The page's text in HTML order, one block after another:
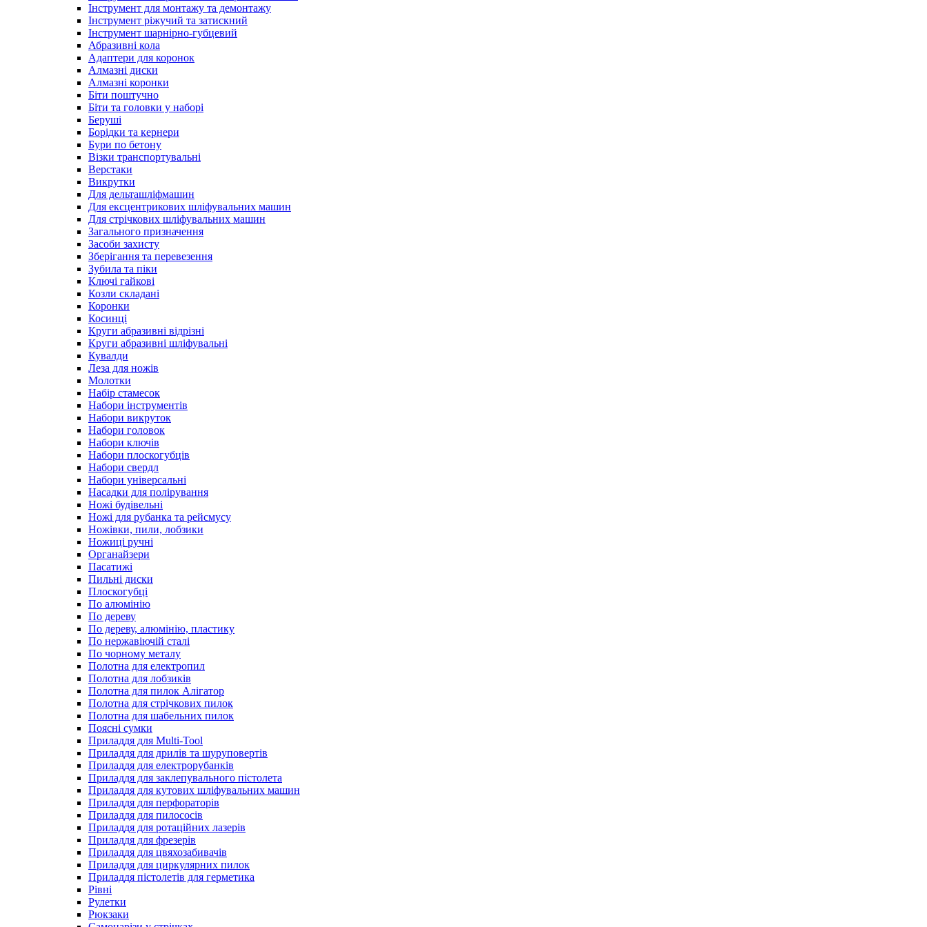
Інструмент для монтажу та демонтажу
Інструмент ріжучий та затискний
Інструмент шарнірно-губцевий
Абразивні кола
Адаптери для коронок
Алмазні диски
Алмазні коронки
Біти поштучно
Біти та головки у наборі
Беруші
Борідки та кернери
Бури по бетону
Візки транспортувальні
Верстаки
Викрутки
Для дельташліфмашин
Для ексцентрикових шліфувальних машин
Для стрічкових шліфувальних машин
Загального призначення
Засоби захисту
Зберігання та перевезення
Зубила та піки
Ключі гайкові
Козли складані
Коронки
Косинці
Круги абразивні відрізні
Круги абразивні шліфувальні
Кувалди
Леза для ножів
Молотки
Набір стамесок
Набори інструментів
Набори викруток
Набори головок
Набори ключів
Набори плоскогубців
Набори свердл
Набори універсальні
Насадки для полірування
Ножі будівельні
Ножі для рубанка та рейсмусу
Ножівки, пили, лобзики
Ножиці ручні
Органайзери
Пасатижі
Пильні диски
Плоскогубці
По алюмінію
По дереву
По дереву, алюмінію, пластику
По нержавіючій сталі
По чорному металу
Полотна для електропил
Полотна для лобзиків
Полотна для пилок Алігатор
Полотна для стрічкових пилок
Полотна для шабельних пилок
Поясні сумки
Приладдя для Multi-Tool
Приладдя для дрилів та шуруповертів
Приладдя для електрорубанків
Приладдя для заклепувального пістолета
Приладдя для кутових шліфувальних машин
Приладдя для перфораторів
Приладдя для пилососів
Приладдя для ротаційних лазерів
Приладдя для фрезерів
Приладдя для цвяхозабивачів
Приладдя для циркулярних пилок
Приладдя пістолетів для герметика
Рівні
Рулетки
Рюкзаки